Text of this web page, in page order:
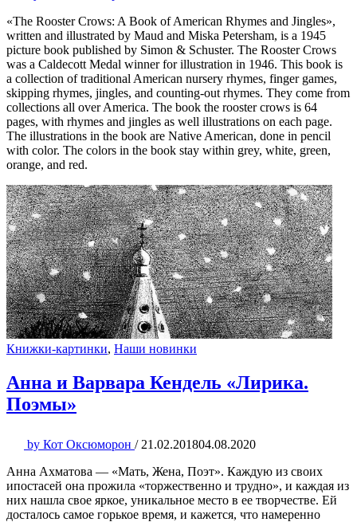
«The Rooster Crows: A Book of American Rhymes and Jingles»,
written and illustrated by Maud and Miska Petersham, is a 1945
picture book published by Simon & Schuster. The Rooster Crows
was a Caldecott Medal winner for illustration in 1946. This book is
a collection of traditional American nursery rhymes, finger games,
skipping rhymes, jingles, and counting-out rhymes. They come from
collections all over America. The book the rooster crows is 64
pages, with rhymes and jingles as well illustrations on each page.
The illustrations in the book are Native American, done in pencil
with color. The colors in the book stay within grey, white, green,
orange, and red.
Книжки-картинки, Наши новинки
Анна и Варвара Кендель «Лирика.
Поэмы»
by Кот Оксюморон / 21.02.201804.08.2020
Анна Ахматова — «Мать, Жена, Поэт». Каждую из своих
ипостасей она прожила «торжественно и трудно», и каждая из
них нашла свое яркое, уникальное место в ее творчестве. Ей
досталось самое горькое время, и кажется, что намеренно